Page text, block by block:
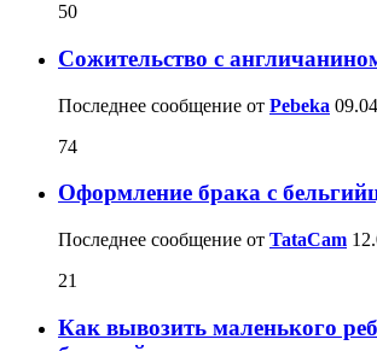
50
Сожительство с
Последнее сообщение от Pebeka
74
Оформление брака с
Последнее сообщение от TataCam
21
Как вывозить маленького